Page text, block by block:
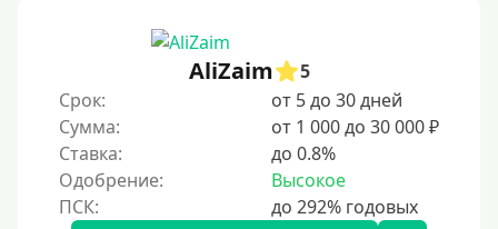
За час
Срочные
Моментальные онлайн
Экспресс
AliZaim
5
Срок:
от 5 до 30 дней
Сумма:
от 1 000 до 30 000 ₽
Ставка:
до 0.8%
Одобрение:
Высокое